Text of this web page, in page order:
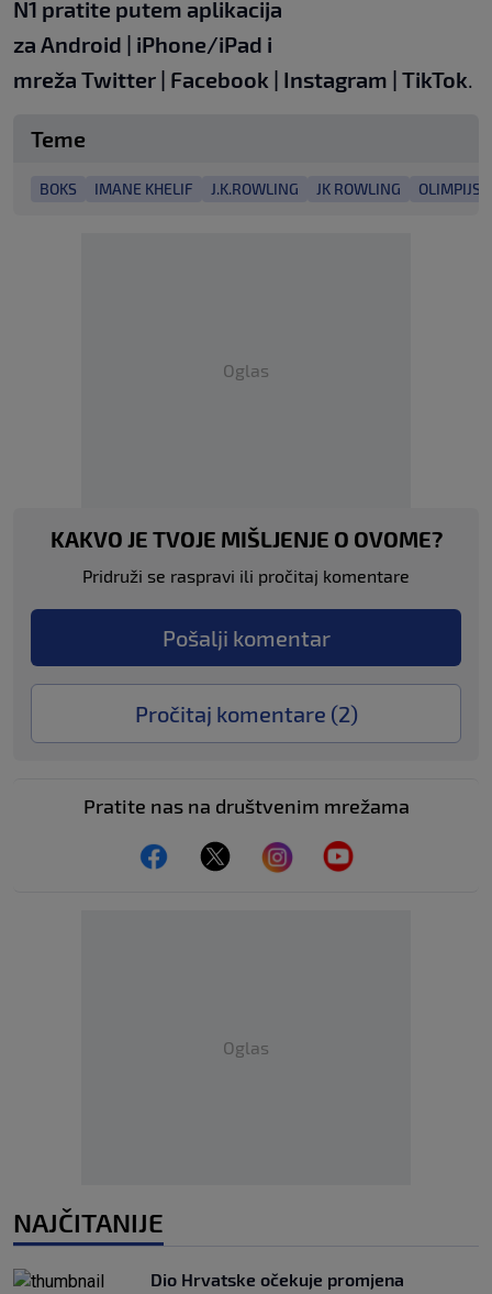
N1 pratite putem aplikacija
za Android | iPhone/iPad i
mreža Twitter | Facebook | Instagram | TikTok.
Teme
BOKS IMANE KHELIF J.K.ROWLING JK ROWLING
Oglas
KAKVO JE TVOJE MIŠLJENJE O OVOME?
Pridruži se raspravi ili pročitaj komentare
Pošalji komentar
Pročitaj komentare (2)
Pratite nas na društvenim mrežama
Oglas
NAJČITANIJE
Dio Hrvatske očekuje promjena